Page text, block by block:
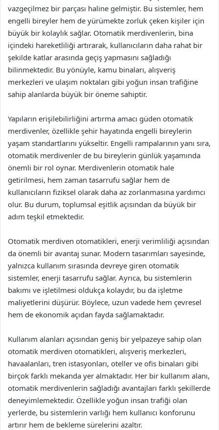
vazgeçilmez bir parçası haline gelmiştir. Bu sistemler, hem
engelli bireyler hem de yürümekte zorluk çeken kişiler için
büyük bir kolaylık sağlar. Otomatik merdivenlerin, bina
içindeki hareketliliği artırarak, kullanıcıların daha rahat bir
şekilde katlar arasında geçiş yapmasını sağladığı
bilinmektedir. Bu yönüyle, kamu binaları, alışveriş
merkezleri ve ulaşım noktaları gibi yoğun insan trafiğine
sahip alanlarda büyük bir öneme sahiptir.
Yapıların erişilebilirliğini artırma amacı güden otomatik
merdivenler, özellikle şehir hayatında engelli bireylerin
yaşam standartlarını yükseltir. Engelli rampalarının yanı sıra,
otomatik merdivenler de bu bireylerin günlük yaşamında
önemli bir rol oynar. Merdivenlerin otomatik hale
getirilmesi, hem zaman tasarrufu sağlar hem de
kullanıcıların fiziksel olarak daha az zorlanmasına yardımcı
olur. Bu durum, toplumsal eşitlik açısından da büyük bir
adım teşkil etmektedir.
Otomatik merdiven otomatikleri, enerji verimliliği açısından
da önemli bir avantaj sunar. Modern tasarımları sayesinde,
yalnızca kullanım sırasında devreye giren otomatik
sistemler, enerji tasarrufu sağlar. Ayrıca, bu sistemlerin
bakımı ve işletilmesi oldukça kolaydır, bu da işletme
maliyetlerini düşürür. Böylece, uzun vadede hem çevresel
hem de ekonomik açıdan fayda sağlamaktadır.
Kullanım alanları açısından geniş bir yelpazeye sahip olan
otomatik merdiven otomatikleri, alışveriş merkezleri,
havaalanları, tren istasyonları, oteller ve ofis binaları gibi
birçok farklı mekanda yer almaktadır. Her bir kullanım alanı,
otomatik merdivenlerin sağladığı avantajları farklı şekillerde
deneyimlemektedir. Özellikle yoğun insan trafiği olan
yerlerde, bu sistemlerin varlığı hem kullanıcı konforunu
artırır hem de bekleme sürelerini azaltır.